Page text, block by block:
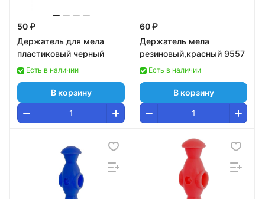
50 ₽
Держатель для мела
пластиковый черный
Есть в наличии
В корзину
60 ₽
Держатель мела
резиновый,красный 9557
Есть в наличии
В корзину